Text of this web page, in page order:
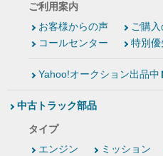
ご利用案内
お客様からの声
ご購
コールセンター
特別優
Yahoo!オークション出品中
中古トラック部品
タイプ
エンジン
ミッション